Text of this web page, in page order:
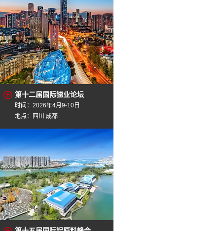
第十二届国际锑业论坛
时间：2026年4月9-10日
地点：四川 成都